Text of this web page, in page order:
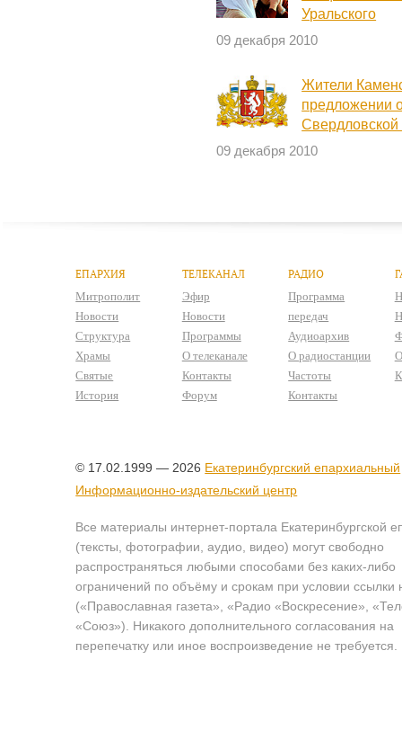
Уральского
09 декабря 2010
Жители
предложении
Свердловской
09 декабря 2010
ЕПАРХИЯ
Митрополит
Новости
Структура
Храмы
Святые
История
ТЕЛЕКАНАЛ
Эфир
Новости
Программы
О телеканале
Контакты
Форум
РАДИО
Программа
передач
Аудиоархив
О радиостанции
Частоты
Контакты
© 17.02.1999 — 2026 Екатеринбургский епархиальный
Информационно-издательский центр
Все материалы интернет-портала Екатеринбургской
(тексты, фотографии, аудио, видео) могут свободно
распространяться любыми способами без каких-либо
ограничений по объёму и срокам при условии ссылки
(«Православная газета», «Радио «Воскресение»,
«Союз»). Никакого дополнительного согласования на
перепечатку или иное воспроизведение не требуется.